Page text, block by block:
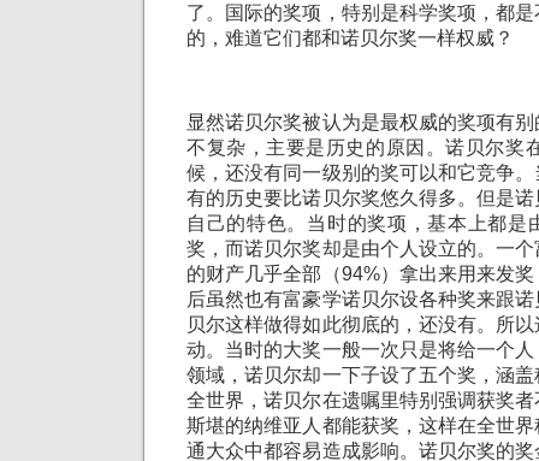
了。国际的奖项，特别是科学奖项，都
的，难道它们都和诺贝尔奖一样权威？
显然诺贝尔奖被认为是最权威的奖项有
不复杂，主要是历史的原因。诺贝尔奖
候，还没有同一级别的奖可以和它竞争
有的历史要比诺贝尔奖悠久得多。但是
自己的特色。当时的奖项，基本上都是
奖，而诺贝尔奖却是由个人设立的。一
的财产几乎全部（94%）拿出来用来发
后虽然也有富豪学诺贝尔设各种奖来跟
贝尔这样做得如此彻底的，还没有。所
动。当时的大奖一般一次只是将给一个
领域，诺贝尔却一下子设了五个奖，涵
全世界，诺贝尔在遗嘱里特别强调获奖
斯堪的纳维亚人都能获奖，这样在全世
通大众中都容易造成影响。诺贝尔奖的